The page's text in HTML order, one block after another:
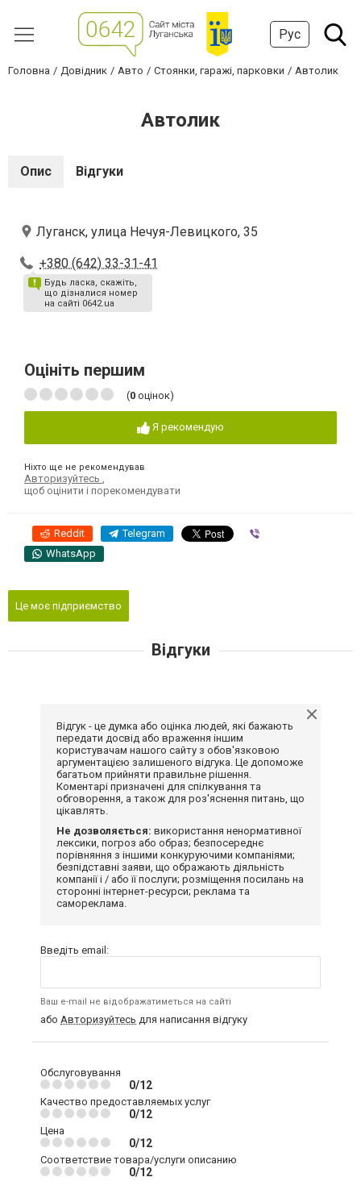
Рус
Головна Довідник Авто Стоянки, гаражі, парковки Автолик
Автолик
Опис Відгуки
Луганск, улица Нечуя-Левицкого, 35
+380 (642) 33-31-41
Будь ласка, скажіть,
що дізналися номер
на сайті 0642.ua
Оцініть першим
(0 оцінок)
Я рекомендую
Ніхто ще не рекомендував
Авторизуйтесь
щоб оцінити і порекомендувати
Reddit Telegram
WhatsApp
Це моє підприємство
Відгуки
Відгук - це думка або оцінка людей, які бажають
передати досвід або враження іншим
користувачам нашого сайту з обов'язковою
аргументацією залишеного відгука. Це допоможе
багатьом прийняти правильне рішення.
Коментарі призначені для спілкування та
обговорення, а також для роз'яснення питань, що
цікавлять.
Не дозволяється: використання ненормативної
лексики, погроз або образ; безпосереднє
порівняння з іншими конкуруючими компаніями;
безпідставні заяви, що ображають діяльність
компанії і / або її послуги; розміщення посилань на
сторонні інтернет-ресурси; реклама та
самореклама.
Введіть email:
Ваш e-mail не відображатиметься на сайті
або Авторизуйтесь для написання відгуку
Обслуговування
0/12
Качество предоставляемых услуг
0/12
Цена
0/12
Соответствие товара/услуги описанию
0/12